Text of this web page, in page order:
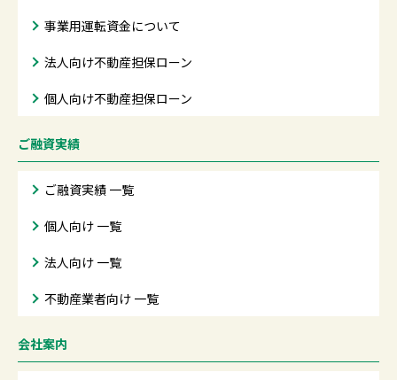
事業用運転資金について
法人向け不動産担保ローン
個人向け不動産担保ローン
ご融資実績
ご融資実績 一覧
個人向け 一覧
法人向け 一覧
不動産業者向け 一覧
会社案内